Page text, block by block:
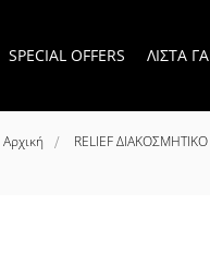
SPECIAL OFFERS ΛΙΣΤΑ
Αρχική RELIEF